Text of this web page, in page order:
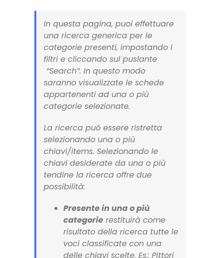
In questa pagina, puoi effettuare
una ricerca generica per le
categorie presenti, impostando i
filtri e cliccando sul puslante
“Search”. In questo modo
saranno visualizzate le schede
appartenenti ad una o più
categorie selezionate.
La ricerca può essere ristretta
selezionando una o più
chiavi/items. Selezionando le
chiavi desiderate da una o più
tendine la ricerca offre due
possibilità:
Presente in una o più
categorie restituirà come
risultato della ricerca tutte le
voci classificate con una
delle chiavi scelte. Es.: Pittori